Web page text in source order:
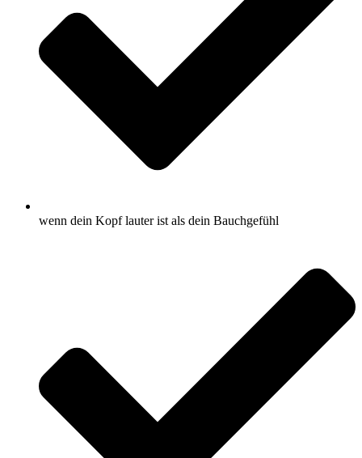
wenn dein Kopf lauter ist als dein Bauchgefühl